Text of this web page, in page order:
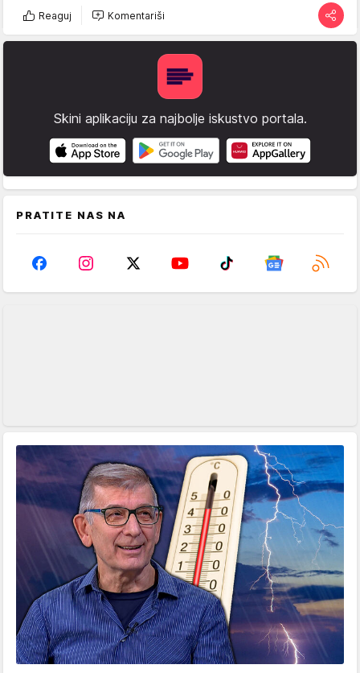
Reaguj Komentariši
Skini aplikaciju za najbolje iskustvo portala.
PRATITE NAS NA